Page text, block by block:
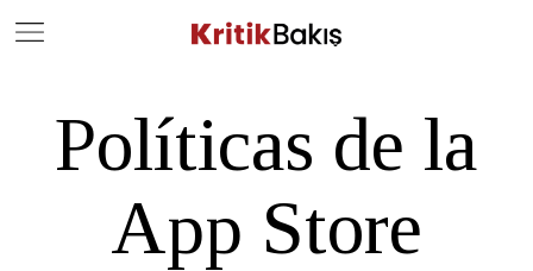
Políticas de la
App Store